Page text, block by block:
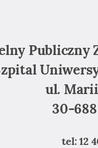
Publiczny
ul.
30-
tel: 12